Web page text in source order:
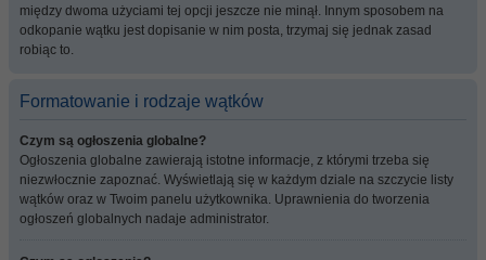
między dwoma użyciami tej opcji jeszcze nie minął. Innym sposobem na
odkopanie wątku jest dopisanie w nim posta, trzymaj się jednak zasad
robiąc to.
Formatowanie i rodzaje wątków
Czym są ogłoszenia globalne?
Ogłoszenia globalne zawierają istotne informacje, z którymi trzeba się
niezwłocznie zapoznać. Wyświetlają się w każdym dziale na szczycie listy
wątków oraz w Twoim panelu użytkownika. Uprawnienia do tworzenia
ogłoszeń globalnych nadaje administrator.